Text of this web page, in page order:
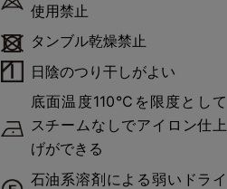
使用禁止
タンブル乾燥禁止
日陰のつり干しがよい
底面温度110℃を限度として
スチームなしでアイロン仕上
げができる
石油系溶剤による弱いドライ